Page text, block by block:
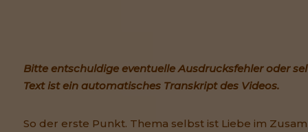
Bitte entschuldige eventuelle Ausdrucksfehler oder
Text ist ein automatisches Transkript des Videos.
So der erste Punkt. Thema selbst ist Liebe im